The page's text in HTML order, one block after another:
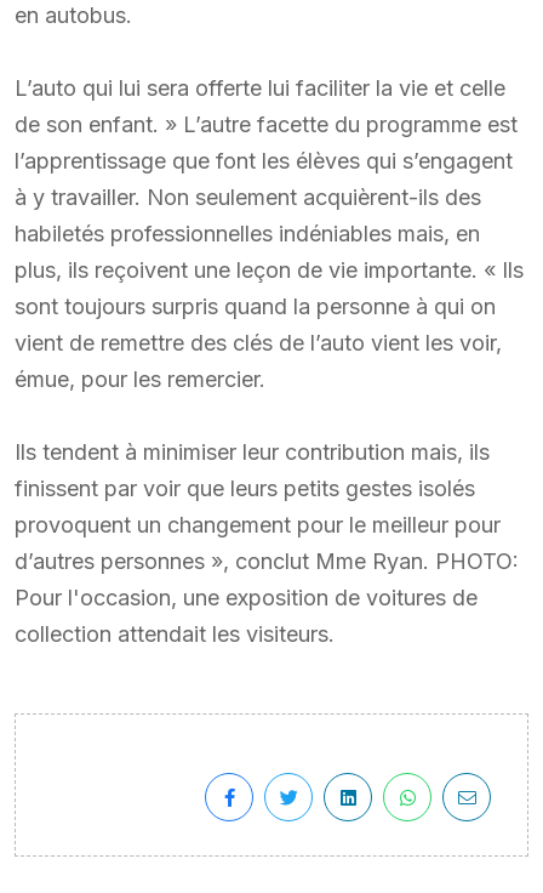
en autobus.
L’auto qui lui sera offerte lui faciliter la vie et celle
de son enfant. » L’autre facette du programme est
l’apprentissage que font les élèves qui s’engagent
à y travailler. Non seulement acquièrent-ils des
habiletés professionnelles indéniables mais, en
plus, ils reçoivent une leçon de vie importante. « Ils
sont toujours surpris quand la personne à qui on
vient de remettre des clés de l’auto vient les voir,
émue, pour les remercier.
Ils tendent à minimiser leur contribution mais, ils
finissent par voir que leurs petits gestes isolés
provoquent un changement pour le meilleur pour
d’autres personnes », conclut Mme Ryan. PHOTO:
Pour l'occasion, une exposition de voitures de
collection attendait les visiteurs.